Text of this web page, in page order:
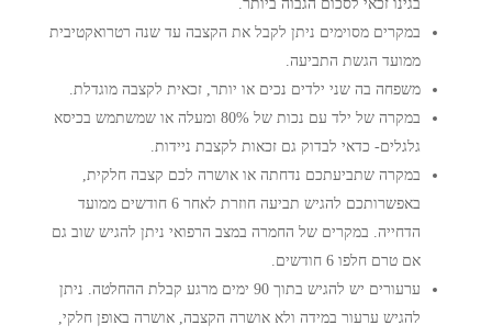
בגינו זכאי לסכום הגבוה ביותר.
במקרים מסוימים ניתן לקבל את הקצבה עד שנה רטרואקטיבית
ממועד הגשת התביעה.
משפחה בה שני ילדים נכים או יותר, זכאית לקצבה מוגדלת.
במקרה של ילד עם נכות של 80% ומעלה או שמשתמש בכיסא
גלגלים- כדאי לבדוק גם זכאות לקצבת ניידות.
במקרה שתביעתכם נדחתה או אושרה לכם קצבה חלקית,
באפשרותכם להגיש תביעה חוזרת לאחר 6 חודשים ממועד
הדחייה. במקרים של החמרה במצב הרפואי ניתן להגיש שוב גם
אם טרם חלפו 6 חודשים.
ערעורים יש להגיש בתוך 90 ימים מרגע קבלת ההחלטה. ניתן
להגיש ערעור במידה ולא אושרה הקצבה, אושרה באופן חלקי,